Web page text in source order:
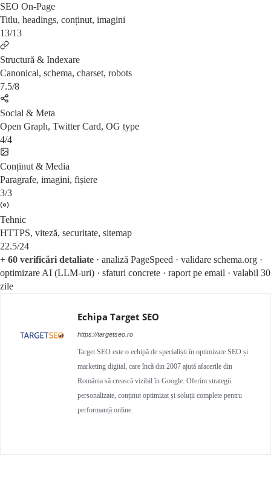
SEO On-Page
Titlu, headings, conținut, imagini
13/13
Structură & Indexare
Canonical, schema, charset, robots
7.5/8
Social & Meta
Open Graph, Twitter Card, OG type
4/4
Conținut & Media
Paragrafe, imagini, fișiere
3/3
Tehnic
HTTPS, viteză, securitate, sitemap
22.5/24
+ 60 verificări detaliate · analiză PageSpeed · validare schema.org ·
optimizare AI (LLM-uri) · sfaturi concrete · raport pe email · valabil 30
zile
Echipa Target SEO
https://targetseo.ro
Target SEO este o echipă de specialiști în optimizare SEO și
marketing digital, care încă din 2007 ajută afacerile din
România să crească vizibil în Google. Oferim strategii
personalizate, conținut optimizat și soluții complete pentru
performanță online.